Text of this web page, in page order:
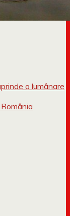
o lumânare